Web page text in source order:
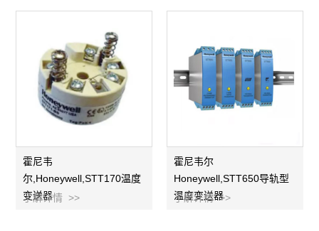
霍尼韦
尔,Honeywell,STT170温度
变送器
了解详情 >>
霍尼韦尔
Honeywell,STT650导轨型
温度变送器
了解详情 >>